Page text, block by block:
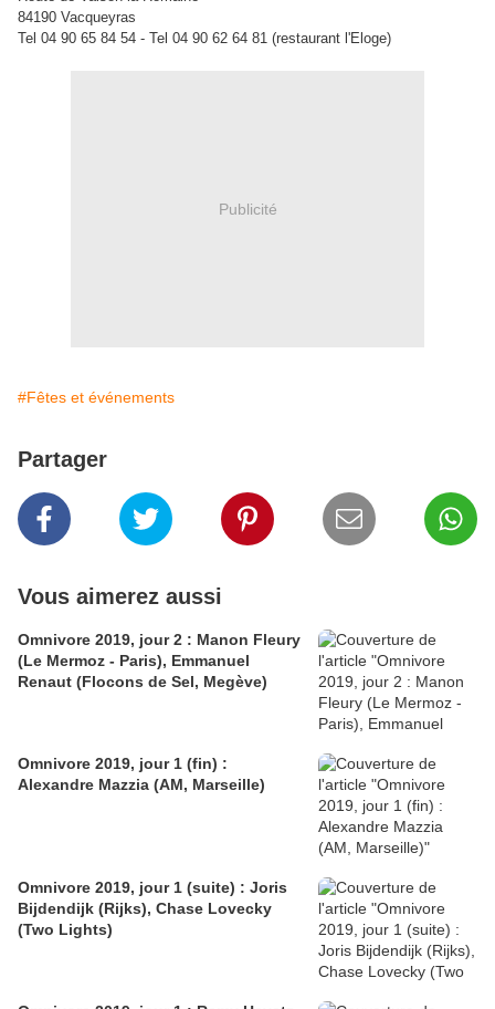
84190 Vacqueyras
Tel 04 90 65 84 54 - Tel 04 90 62 64 81 (restaurant l'Eloge)
Publicité
#Fêtes et événements
Partager
Vous aimerez aussi
Omnivore 2019, jour 2 : Manon Fleury
(Le Mermoz - Paris), Emmanuel
Renaut (Flocons de Sel, Megève)
Omnivore 2019, jour 1 (fin) :
Alexandre Mazzia (AM, Marseille)
Omnivore 2019, jour 1 (suite) : Joris
Bijdendijk (Rijks), Chase Lovecky
(Two Lights)